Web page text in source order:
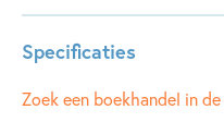
In dit boek staan een
liefdesverdriet, maar het
Voor iedereen die een
gebarsten hart heeft. Met
Specificaties
ISBN: 9789021482330
Zoek een boekhandel in